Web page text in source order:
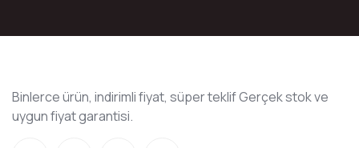
Binlerce ürün, indirimli fiyat, süper teklif Gerçek stok ve
uygun fiyat garantisi.